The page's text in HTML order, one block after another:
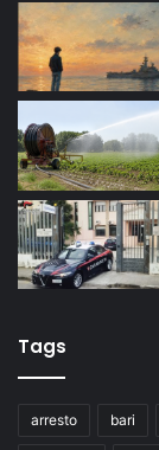
Tags
arresto bari